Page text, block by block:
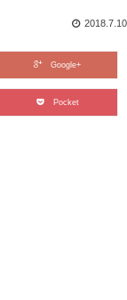
2018.7.10
Google+
Pocket